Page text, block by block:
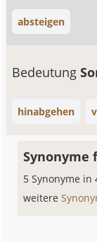
absteigen
Bedeutung
hinabgehen
Synonyme
5 Synonyme
weitere